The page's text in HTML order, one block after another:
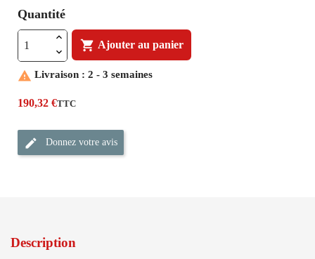
Quantité
 Ajouter au panier
 Livraison : 2 - 3 semaines
190,32 €TTC
Donnez votre avis
Description